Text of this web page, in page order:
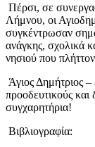
Πέρσι, σε
Λήμνου, οι
συγκέντρωσαν
ανάγκης, σχολικά
νησιού που
Άγιος Δημήτριος
προοδευτικούς και
συγχαρητήρια!
Βιβλιογραφία: